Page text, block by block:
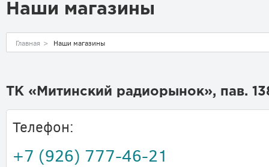
Наши магазины
Главная > Наши магазины
ТК «Митинский радиорынок», пав.
Телефон:
+7 (926) 777-46-21